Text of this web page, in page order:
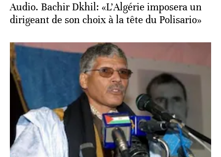
Audio. Bachir Dkhil: «L’Algérie imposera un
dirigeant de son choix à la tête du Polisario»